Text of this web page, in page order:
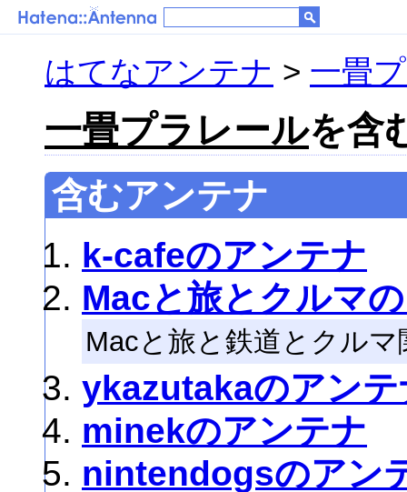
はてなアンテナ > 一畳
一畳プラレールを含
含むアンテナ
k-cafeのアンテナ
Macと旅とクルマ
Macと旅と鉄道とクル
ykazutakaのアンテ
minekのアンテナ
nintendogsのアン